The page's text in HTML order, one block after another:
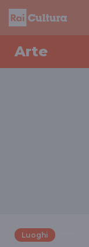
Arte
Luoghi